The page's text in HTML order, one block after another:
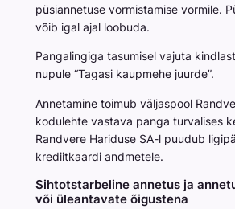
püsiannetuse vormistamise vormile.
võib igal ajal loobuda.
Pangalingiga tasumisel vajuta
nupule “Tagasi kaupmehe juurde”.
Annetamine toimub väljaspool
kodulehte vastava panga turvalises
Randvere Hariduse SA-l puudub
krediitkaardi andmetele.
Sihtotstarbeline annetus ja
või üleantavate õigustena